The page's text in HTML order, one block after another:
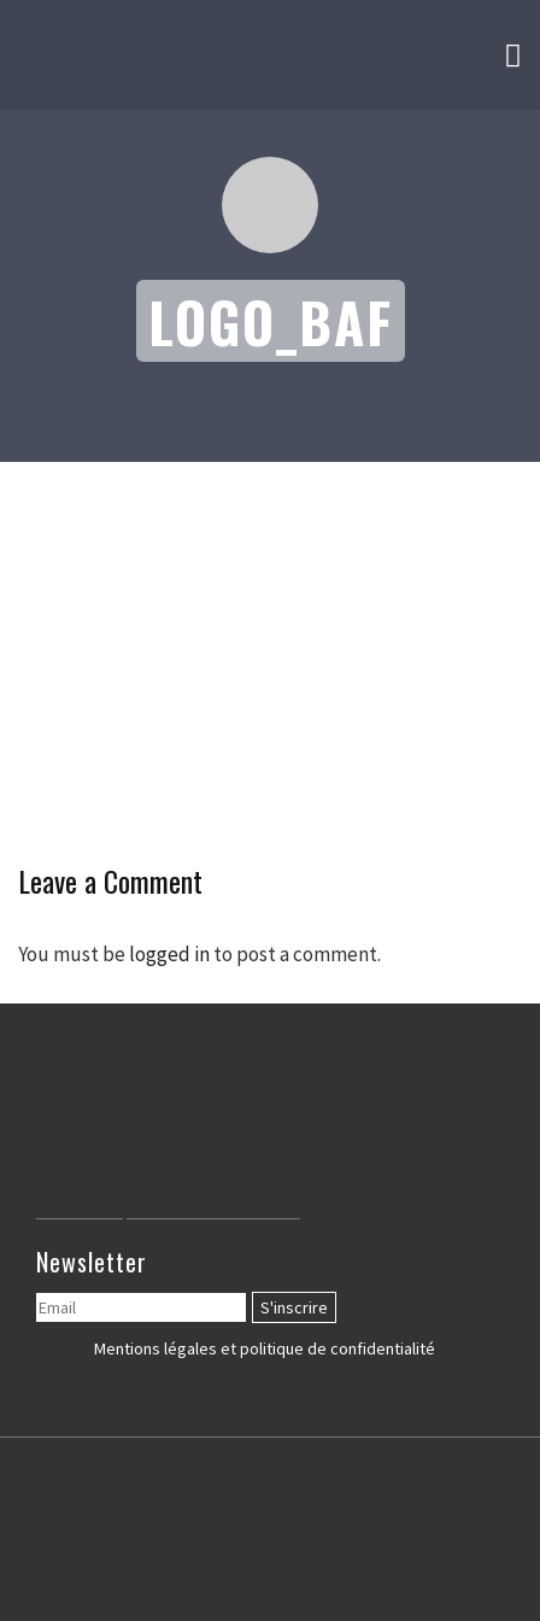
LOGO_BAF
Leave a Comment
You must belogged into post a comment.
Newsletter
Mentions légales et politique de confidentialité